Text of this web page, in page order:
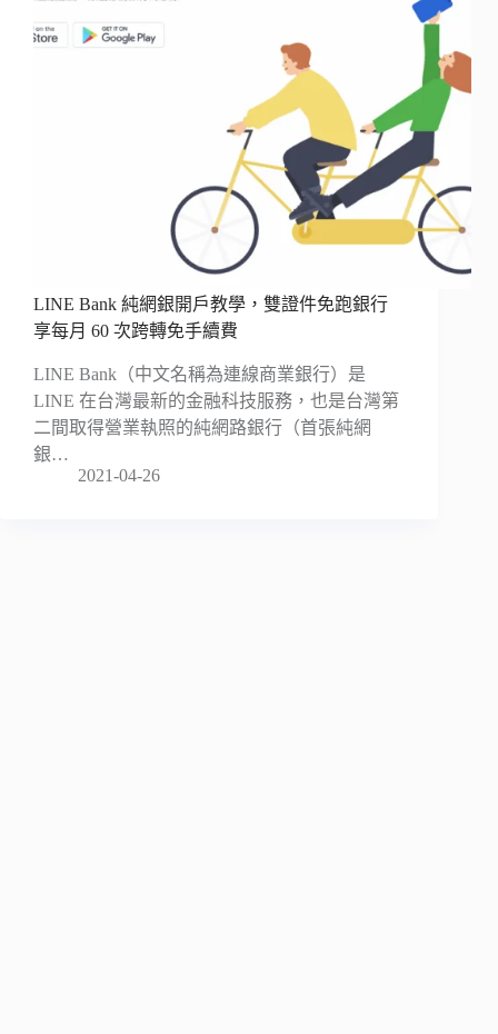
LINE Bank 純網銀開戶教學，雙證件免跑銀行
享每月 60 次跨轉免手續費
LINE Bank（中文名稱為連線商業銀行）是
LINE 在台灣最新的金融科技服務，也是台灣第
二間取得營業執照的純網路銀行（首張純網
銀…
2021-04-26